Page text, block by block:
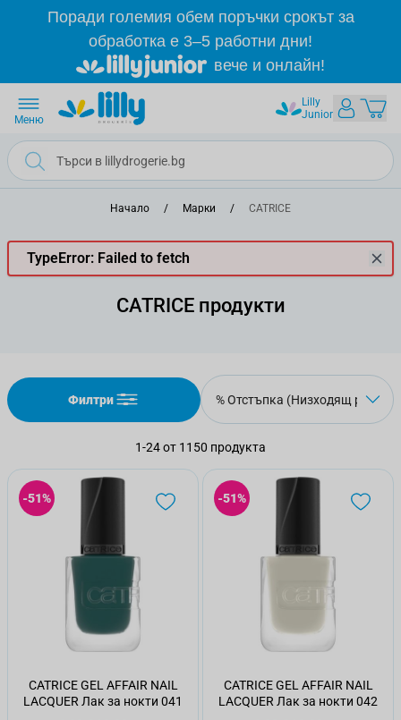
Прескачане към съдържанието
Поради големия обем поръчки срокът за
обработка е 3–5 работни дни!
вече и онлайн!
Lilly
Junior
Меню
Начало / Марки / CATRICE
TypeError: Failed to fetch
CATRICE продукти
Филтри
1-24от 1150 продукта
-51%
CATRICE GEL AFFAIR NAIL
LACQUER Лак за нокти 041
-51%
CATRICE GEL AFFAIR NAIL
LACQUER Лак за нокти 042